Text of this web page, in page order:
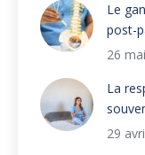
Le
post-
26
La
29